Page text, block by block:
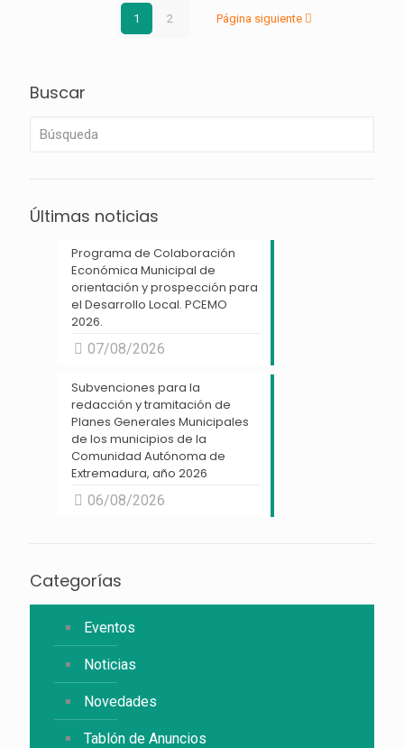
1 2 Página siguiente
Buscar
Últimas noticias
Programa de Colaboración
Económica Municipal de
orientación y prospección para
el Desarrollo Local. PCEMO
2026.
07/08/2026
Subvenciones para la
redacción y tramitación de
Planes Generales Municipales
de los municipios de la
Comunidad Autónoma de
Extremadura, año 2026
06/08/2026
Categorías
Eventos
Noticias
Novedades
Tablón de Anuncios